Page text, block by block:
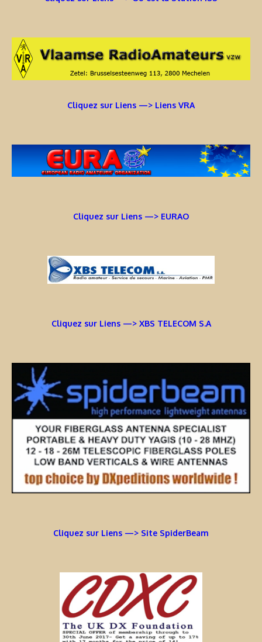
Cliquez sur Liens —> Liens VRA
Cliquez sur Liens —> EURAO
Cliquez sur Liens —> XBS TELECOM S.A
Cliquez sur Liens —> Site SpiderBeam